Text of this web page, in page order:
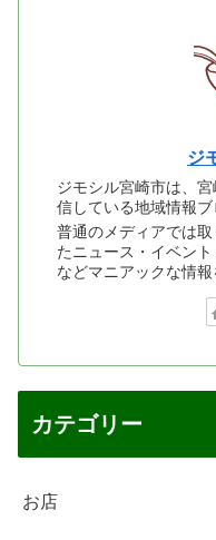
ジ
ジモシル宮崎市は、
信している地域情報ブ
普通のメディアでは
たニュース・イベン
などマニアックな情報
カテゴリー
お店